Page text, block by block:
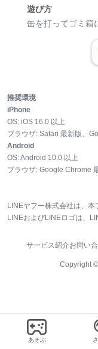
遊び方
缶を打ってゴミ箱
推奨環境
iPhone
OS: iOS 16.0 以上
ブラウザ: Safari 最新版、
Android
OS:Android 10.0 以上
ブラウザ: Google Chrome
LINEヤフー株式会社は、本
LINEおよびLINEロゴは、
サービス紹介お問い
Copyright
あそぶ